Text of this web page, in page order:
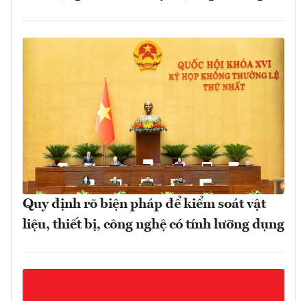
Quy định rõ biện pháp để kiểm soát vật
liệu, thiết bị, công nghệ có tính lưỡng dụng